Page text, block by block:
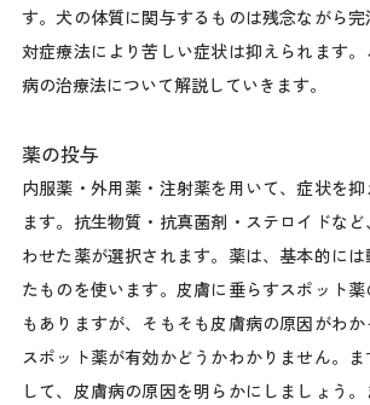
す。犬の体質に関与するものは残念ながら完
対症療法により苦しい症状は抑えられます
病の治療法について解説していきます。
薬の投与
内服薬・外用薬・注射薬を用いて、症状を
ます。抗生物質・抗真菌剤・ステロイドな
わせた薬が選択されます。薬は、基本的に
たものを使います。皮膚に垂らすスポット
もありますが、そもそも皮膚病の原因がわ
スポット薬が有効かどうかわかりません。
して、皮膚病の原因を明らかにしましょう